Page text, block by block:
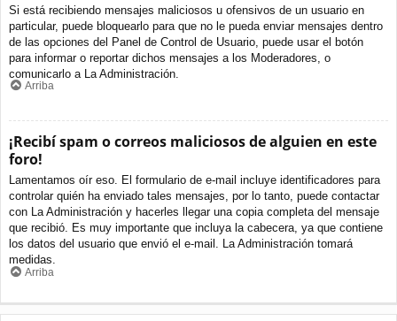
Si está recibiendo mensajes maliciosos u ofensivos de un usuario en
particular, puede bloquearlo para que no le pueda enviar mensajes dentro
de las opciones del Panel de Control de Usuario, puede usar el botón
para informar o reportar dichos mensajes a los Moderadores, o
comunicarlo a La Administración.
Arriba
¡Recibí spam o correos maliciosos de alguien en este
foro!
Lamentamos oír eso. El formulario de e-mail incluye identificadores para
controlar quién ha enviado tales mensajes, por lo tanto, puede contactar
con La Administración y hacerles llegar una copia completa del mensaje
que recibió. Es muy importante que incluya la cabecera, ya que contiene
los datos del usuario que envió el e-mail. La Administración tomará
medidas.
Arriba